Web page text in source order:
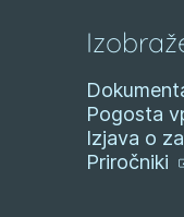
Pogosta
Izjava o
Priročniki